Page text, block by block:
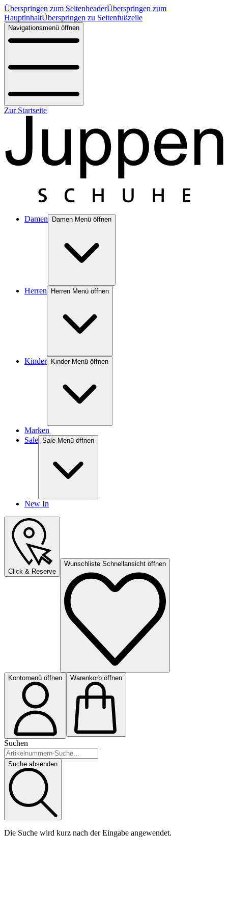
Überspringen zum SeitenheaderÜberspringen zum
HauptinhaltÜberspringen zu Seitenfußzeile
Navigationsmenü öffnen
Zur Startseite
Damen Damen Menü öffnen
Herren Herren Menü öffnen
Kinder Kinder Menü öffnen
Marken
Sale Sale Menü öffnen
New In
Click & Reserve
Wunschliste Schnellansicht öffnen
Kontomenü öffnen Warenkorb öffnen
Suchen
Suche absenden
Die Suche wird kurz nach der Eingabe angewendet.